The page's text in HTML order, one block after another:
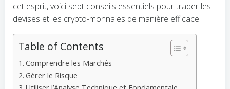
cet esprit, voici sept conseils essentiels pour trader les
devises et les crypto-monnaies de manière efficace.
Table of Contents
Comprendre les Marchés
Gérer le Risque